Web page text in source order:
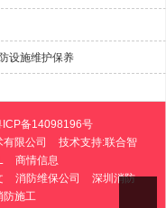
设施维护保养
ICP备14098196号
限公司 技术支持:联合智
商情信息
消防维保公司
深圳消防
防施工